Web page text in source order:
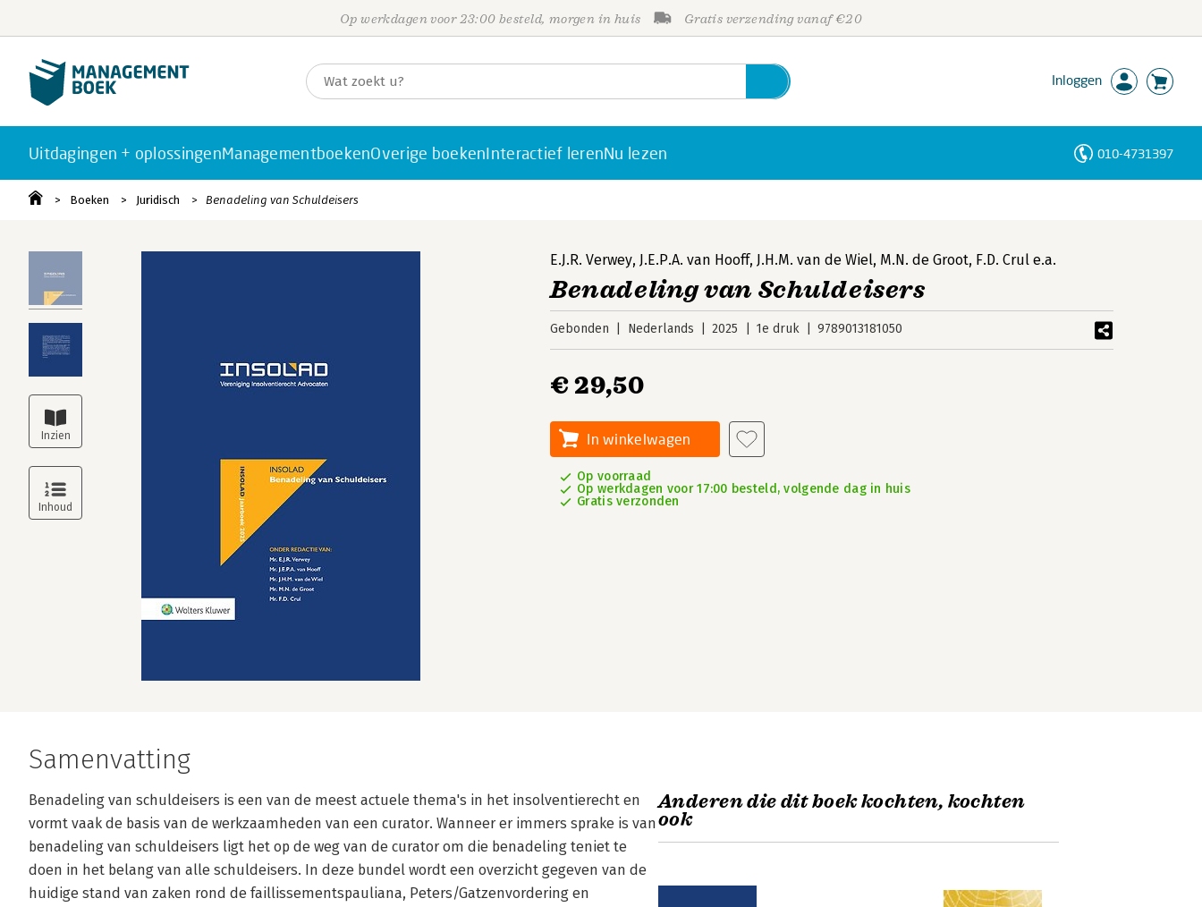
Op werkdagen voor 23:00 besteld, morgen in huis Gratis verzending vanaf €20
Inloggen
Uitdagingen + oplossingenManagementboekenOverige boekenInteractief lerenNu lezen 010-4731397
Boeken Juridisch Benadeling van Schuldeisers
E.J.R. Verwey, J.E.P.A. van Hooff, J.H.M. van de Wiel, M.N. de Groot, F.D. Crul e.a.
Benadeling van Schuldeisers
Gebonden Nederlands 2025 1e druk 9789013181050
€ 29,50
In winkelwagen
Op voorraad
Op werkdagen voor 17:00 besteld, volgende dag in huis
Gratis verzonden
Samenvatting
Benadeling van schuldeisers is een van de meest actuele thema's in het insolventierecht en
vormt vaak de basis van de werkzaamheden van een curator. Wanneer er immers sprake is van
benadeling van schuldeisers ligt het op de weg van de curator om die benadeling teniet te
doen in het belang van alle schuldeisers. In deze bundel wordt een overzicht gegeven van de
huidige stand van zaken rond de faillissementspauliana, Peters/Gatzenvordering en
Anderen die dit boek kochten, kochten
ook
Personen